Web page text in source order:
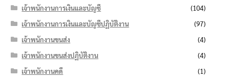
เจ้าพนักงานการเงินและบัญชี
(104)
เจ้าพนักงานการเงินและบัญชีปฏิบัติงาน
(97)
เจ้าพนักงานขนส่ง
(4)
เจ้าพนักงานขนส่งปฏิบัติงาน
(4)
เจ้าพนักงานคดี
(1)